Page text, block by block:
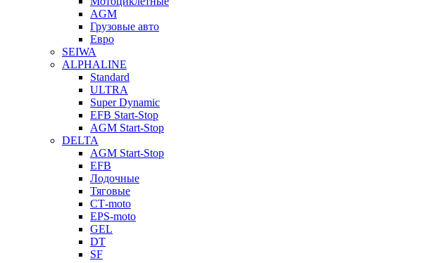
AGM
Грузовые авто
Евро
SEIWA
ALPHALINE
Standard
ULTRA
Super Dynamic
EFB Start-Stop
AGM Start-Stop
DELTA
AGM Start-Stop
EFB
Лодочные
Тяговые
СТ-moto
EPS-moto
GEL
DT
SF